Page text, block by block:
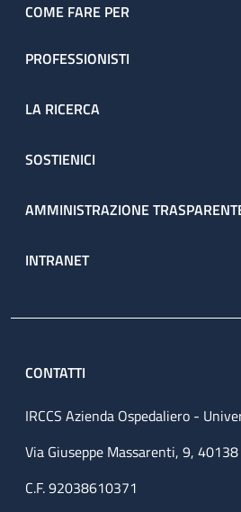
COME FARE PER
PROFESSIONISTI
LA RICERCA
SOSTIENICI
AMMINISTRAZIONE
INTRANET
CONTATTI
IRCCS Azienda Ospedaliero -
Via Giuseppe Massarenti, 9,
C.F. 92038610371